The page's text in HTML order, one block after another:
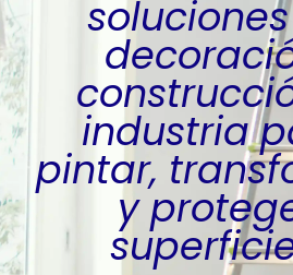
industria
pintar,
y